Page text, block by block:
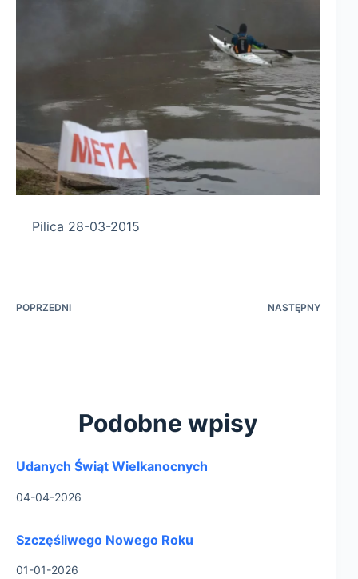
Pilica 28-03-2015
POPRZEDNI NASTĘPNY
Podobne wpisy
Udanych Świąt Wielkanocnych
04-04-2026
Szczęśliwego Nowego Roku
01-01-2026